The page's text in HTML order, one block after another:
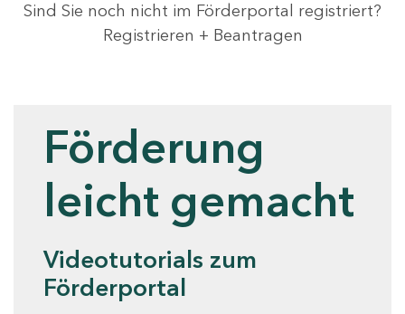
Sind Sie noch nicht im Förderportal registriert?
Registrieren + Beantragen
Förderung
leicht gemacht
Videotutorials zum
Förderportal